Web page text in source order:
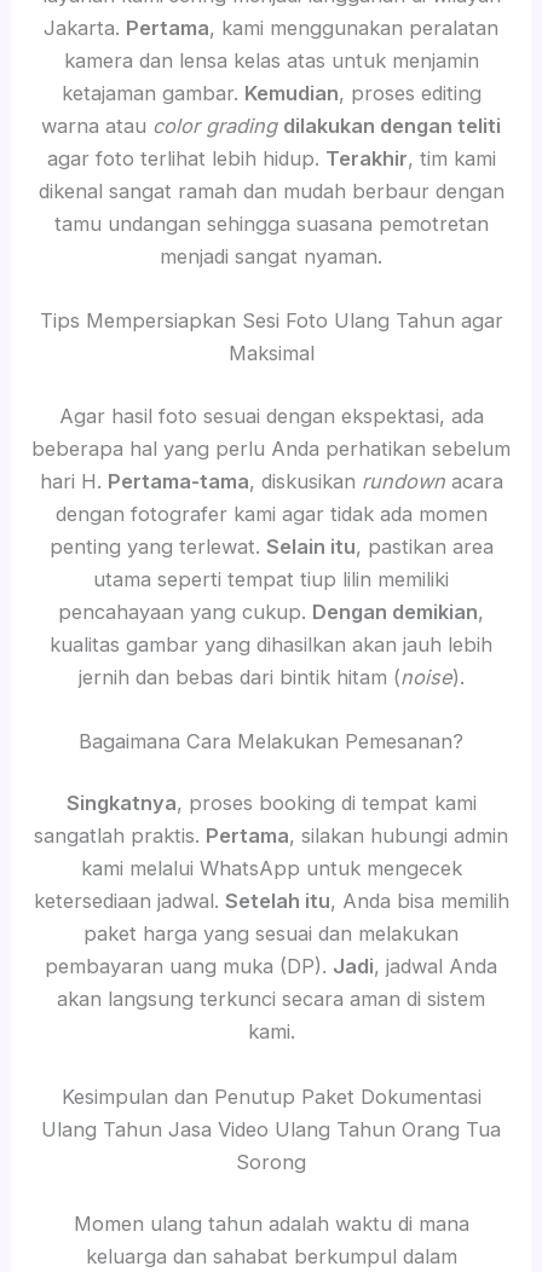
Jakarta. Pertama, kami menggunakan peralatan
kamera dan lensa kelas atas untuk menjamin
ketajaman gambar. Kemudian, proses editing
warna atau color grading dilakukan dengan teliti
agar foto terlihat lebih hidup. Terakhir, tim kami
dikenal sangat ramah dan mudah berbaur dengan
tamu undangan sehingga suasana pemotretan
menjadi sangat nyaman.
Tips Mempersiapkan Sesi Foto Ulang Tahun agar
Maksimal
Agar hasil foto sesuai dengan ekspektasi, ada
beberapa hal yang perlu Anda perhatikan sebelum
hari H. Pertama-tama, diskusikan rundownacara
dengan fotografer kami agar tidak ada momen
penting yang terlewat. Selain itu, pastikan area
utama seperti tempat tiup lilin memiliki
pencahayaan yang cukup. Dengan demikian,
kualitas gambar yang dihasilkan akan jauh lebih
jernih dan bebas dari bintik hitam (noise).
Bagaimana Cara Melakukan Pemesanan?
Singkatnya, proses booking di tempat kami
sangatlah praktis. Pertama, silakan hubungi admin
kami melalui WhatsApp untuk mengecek
ketersediaan jadwal. Setelah itu, Anda bisa memilih
paket harga yang sesuai dan melakukan
pembayaran uang muka (DP). Jadi, jadwal Anda
akan langsung terkunci secara aman di sistem
kami.
Kesimpulan dan Penutup Paket Dokumentasi
Ulang Tahun Jasa Video Ulang Tahun Orang Tua
Sorong
Momen ulang tahun adalah waktu di mana
keluarga dan sahabat berkumpul dalam